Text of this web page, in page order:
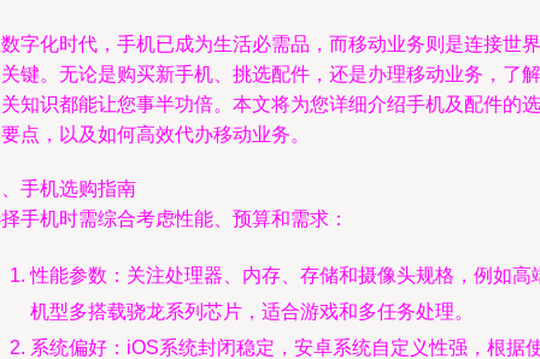
字化时代，手机已成为生活必需品，而移动业务则是连接世界
键。无论是购买新手机、挑选配件，还是办理移动业务，了解
知识都能让您事半功倍。本文将为您详细介绍手机及配件的选
点，以及如何高效代办移动业务。
手机选购指南
手机时需综合考虑性能、预算和需求：
性能参数：关注处理器、内存、存储和摄像头规格，例如高
机型多搭载骁龙系列芯片，适合游戏和多任务处理。
系统偏好：iOS系统封闭稳定，安卓系统自定义性强，根据